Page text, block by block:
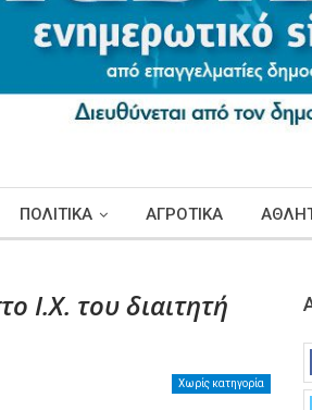
ΠΟΛΙΤΙΚΑ ΑΓΡΟΤΙΚΑ
Ι.Χ. του διαιτητή
Χωρίς κατηγορία